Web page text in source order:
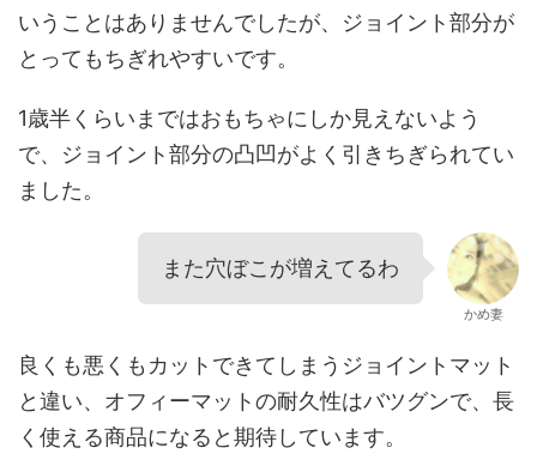
いうことはありませんでしたが、ジョイント部分が
とってもちぎれやすいです。
1歳半くらいまではおもちゃにしか見えないよう
で、ジョイント部分の凸凹がよく引きちぎられてい
ました。
また穴ぼこが増えてるわ
かめ妻
良くも悪くもカットできてしまうジョイントマット
と違い、オフィーマットの耐久性はバツグンで、長
く使える商品になると期待しています。